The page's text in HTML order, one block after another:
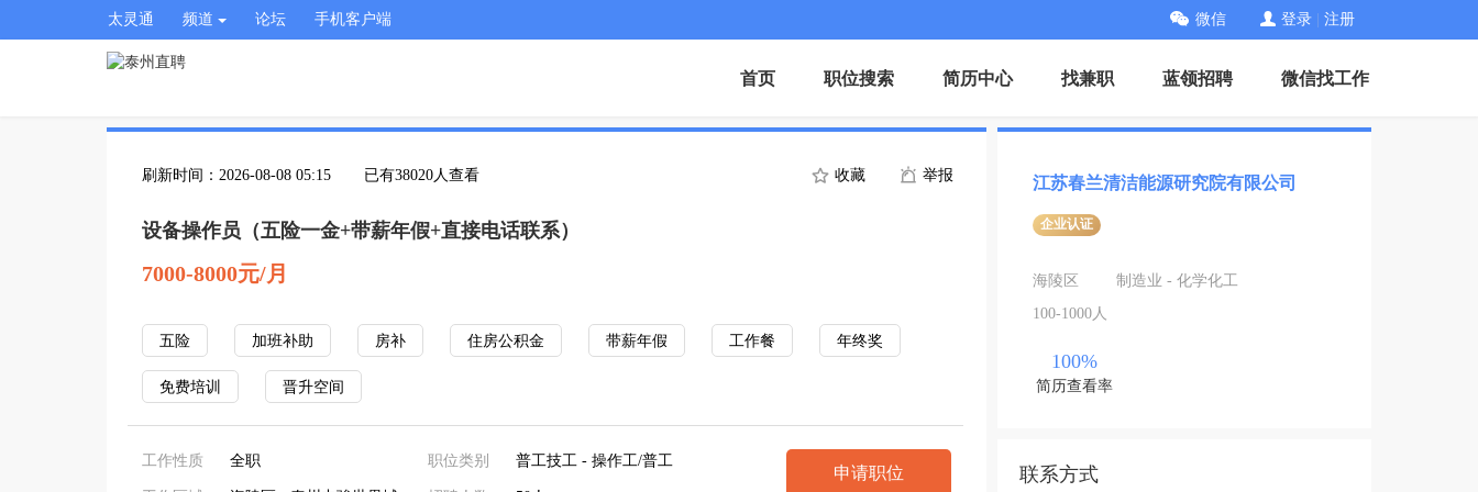
太灵通 频道 论坛 手机客户端 微信 登录 注册
首页 职位搜索 简历中心 找兼职 蓝领招聘 微信找工作
刷新时间：2026-08-08 05:15 已有38020人查看 收藏 举报
设备操作员（五险一金+带薪年假+直接电话联系）
7000-8000元/月
五险 加班补助 房补 住房公积金 带薪年假 工作餐 年终奖
免费培训 晋升空间
工作性质 全职 职位类别 普工技工 - 操作工/普工
申请职位
江苏春兰清洁能源研究院有限公司
企业认证
海陵区
制造业 - 化学化工
100-1000人
100%
简历查看率
联系方式